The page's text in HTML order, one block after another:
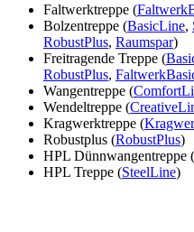
Faltwerktreppe (
Bolzentreppe (BasicLine,
RobustPlus, Raumspar)
Freitragende Treppe (
RobustPlus,
Wangentreppe (
Wendeltreppe (
Kragwerktreppe (
Robustplus (RobustPlus)
HPL Dünnwangentreppe (
HPL Treppe (SteelLine)